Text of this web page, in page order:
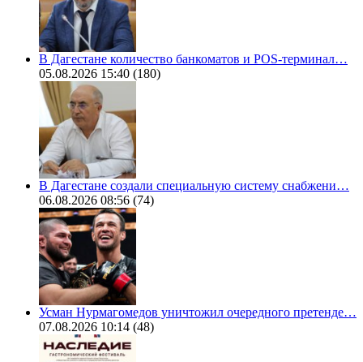
В Дагестане количество банкоматов и POS-терминал…
05.08.2026 15:40 (180)
В Дагестане создали специальную систему снабжени…
06.08.2026 08:56 (74)
Усман Нурмагомедов уничтожил очередного претенде…
07.08.2026 10:14 (48)